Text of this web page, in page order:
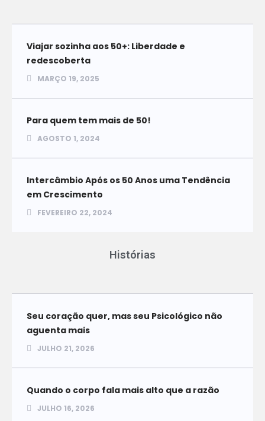
Viajar sozinha aos 50+: Liberdade e
redescoberta
MARÇO 19, 2025
Para quem tem mais de 50!
AGOSTO 1, 2024
Intercâmbio Após os 50 Anos uma Tendência
em Crescimento
FEVEREIRO 22, 2024
Histórias
Seu coração quer, mas seu Psicológico não
aguenta mais
JULHO 21, 2026
Quando o corpo fala mais alto que a razão
JULHO 16, 2026